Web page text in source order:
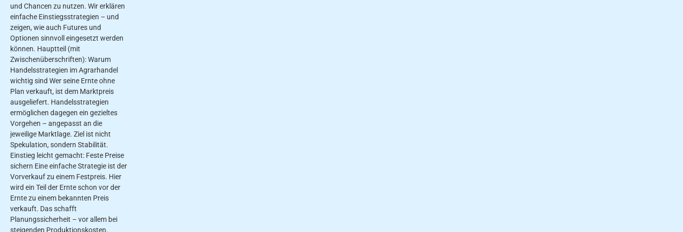
und Chancen zu nutzen. Wir erklären
einfache Einstiegsstrategien – und
zeigen, wie auch Futures und
Optionen sinnvoll eingesetzt werden
können. Hauptteil (mit
Zwischenüberschriften): Warum
Handelsstrategien im Agrarhandel
wichtig sind Wer seine Ernte ohne
Plan verkauft, ist dem Marktpreis
ausgeliefert. Handelsstrategien
ermöglichen dagegen ein gezieltes
Vorgehen – angepasst an die
jeweilige Marktlage. Ziel ist nicht
Spekulation, sondern Stabilität.
Einstieg leicht gemacht: Feste Preise
sichern Eine einfache Strategie ist der
Vorverkauf zu einem Festpreis. Hier
wird ein Teil der Ernte schon vor der
Ernte zu einem bekannten Preis
verkauft. Das schafft
Planungssicherheit – vor allem bei
steigenden Produktionskosten.